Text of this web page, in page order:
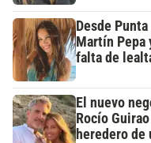
Desde
Martín Pepa
falta de
El nuevo
Rocío
heredero